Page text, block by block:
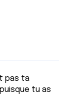
pas ta
tu as